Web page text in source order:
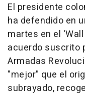
El presidente
ha defendido en
martes en el
acuerdo suscrito
Armadas
"mejor" que el
subrayado,